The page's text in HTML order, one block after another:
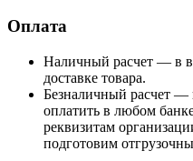
Оплата
Наличный расчет — в
доставке товара.
Безналичный расчет —
оплатить в любом
реквизитам
подготовим